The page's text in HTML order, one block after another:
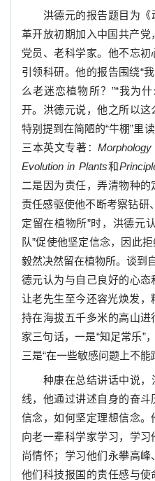
洪德元的报告题目为
革开放初期加入中国共产党
党员、老科学家。他不忘
引领科研。他的报告围绕“
么老迷恋植物所？”“我为
开。洪德元说，他之所以
特别提到在简陋的“牛棚”里
三本英文专著：Morphology
Evolution in Plants和
二是因为责任，弄清物种
责任感驱使他不断考察钻研
定留在植物所”时，洪德元
队”促使他坚定信念，因此
毅然决然留在植物所。谈到
德元认为与自己良好的心
让老先生至今还容光焕发，
持在海拔五千多米的高山
家三句话，一是“知足常乐”
三是“在一些敏感问题上不能
种康在总结讲话中说
线，他通过讲述自身的奋
信念，如何坚定理想信念
向老一辈科学家学习，学
尚情怀；学习他们永攀高
他们科技报国的责任感与